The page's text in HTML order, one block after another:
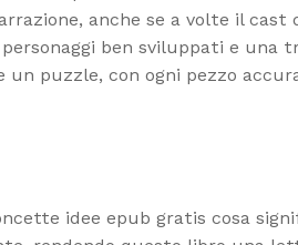
anche se a volte il cast
ben sviluppati e una
un puzzle, con ogni pezzo
idee epub gratis cosa